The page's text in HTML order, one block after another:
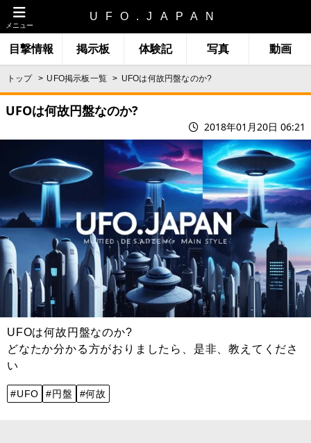
メニュー
UFO.JAPAN
目撃情報 掲示板 体験記 写真 動画
トップ UFO掲示板一覧 UFOは何故円盤なのか?
UFOは何故円盤なのか?
2018年01月20日 06:21
UFOは何故円盤なのか?
どなたか分かる方がおりましたら、是非、教えてくださ
い
#UFO #円盤 #何故